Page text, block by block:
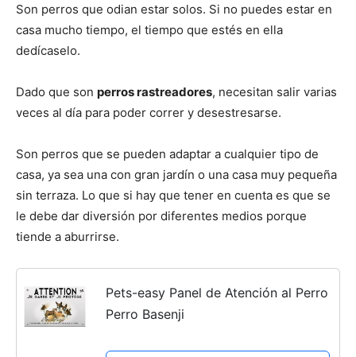
Son perros que odian estar solos. Si no puedes estar en
casa mucho tiempo, el tiempo que estés en ella
dedícaselo.
Dado que son perros rastreadores, necesitan salir varias
veces al día para poder correr y desestresarse.
Son perros que se pueden adaptar a cualquier tipo de
casa, ya sea una con gran jardín o una casa muy pequeña
sin terraza. Lo que si hay que tener en cuenta es que se
le debe dar diversión por diferentes medios porque
tiende a aburrirse.
Pets-easy Panel de Atención al Perro
Perro Basenji